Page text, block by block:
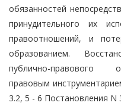
обязанностей
принудительного их
правоотношений, и
образованием.
публично-правового
правовым
3.2, 5 - 6 Постановления N